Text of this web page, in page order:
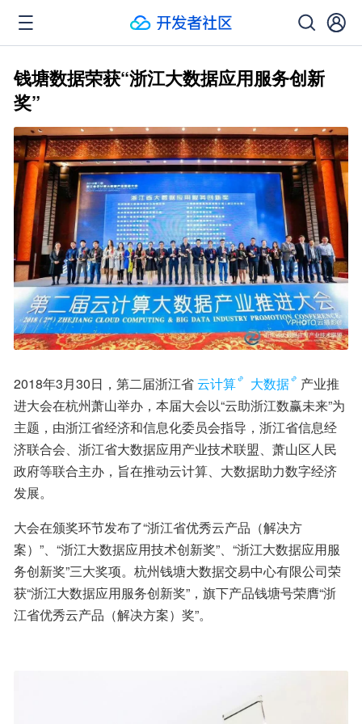
钱塘数据荣获“浙江大数据应用服务创新
奖”
2018年3月30日，第二届浙江省云计算 大数据
产业推
进大会在杭州萧山举办，本届大会以“云助浙江数赢未来”为
主题，由浙江省经济和信息化委员会指导，浙江省信息经
济联合会、浙江省大数据应用产业技术联盟、萧山区人民
政府等联合主办，旨在推动云计算、大数据助力数字经济
发展。
大会在颁奖环节发布了“浙江省优秀云产品（解决方
案）”、“浙江大数据应用技术创新奖”、“浙江大数据应用服
务创新奖”三大奖项。杭州钱塘大数据交易中心有限公司荣
获“浙江大数据应用服务创新奖”，旗下产品钱塘号荣膺“浙
江省优秀云产品（解决方案）奖”。